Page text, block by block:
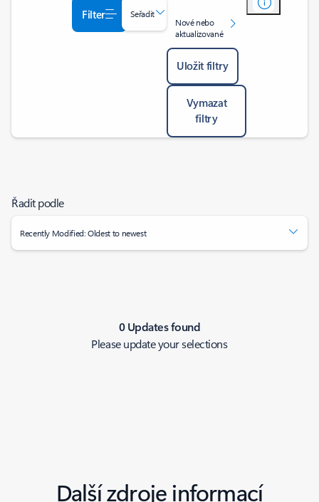
Filter Seřadit
Nové nebo
aktualizované
Uložit filtry
Vymazat
filtry
Řadit podle
Recently Modified: Oldest to newest
0 Updates found
Please update your selections
Další zdroje informací